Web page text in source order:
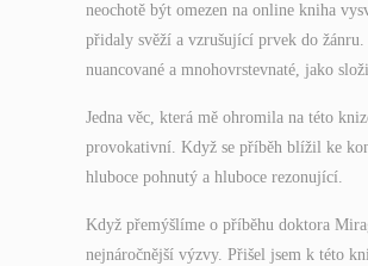
neochotě být omezen na online kniha
přidaly svěží a vzrušující prvek do
nuancované a mnohovrstevnaté, jako
Jedna věc, která mě ohromila na této
provokativní. Když se příběh blížil ke
hluboce pohnutý a hluboce rezonující.
Když přemýšlíme o příběhu doktora
nejnáročnější výzvy. Přišel jsem k této